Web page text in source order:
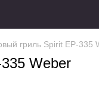
гриль Spirit EP-335
Weber